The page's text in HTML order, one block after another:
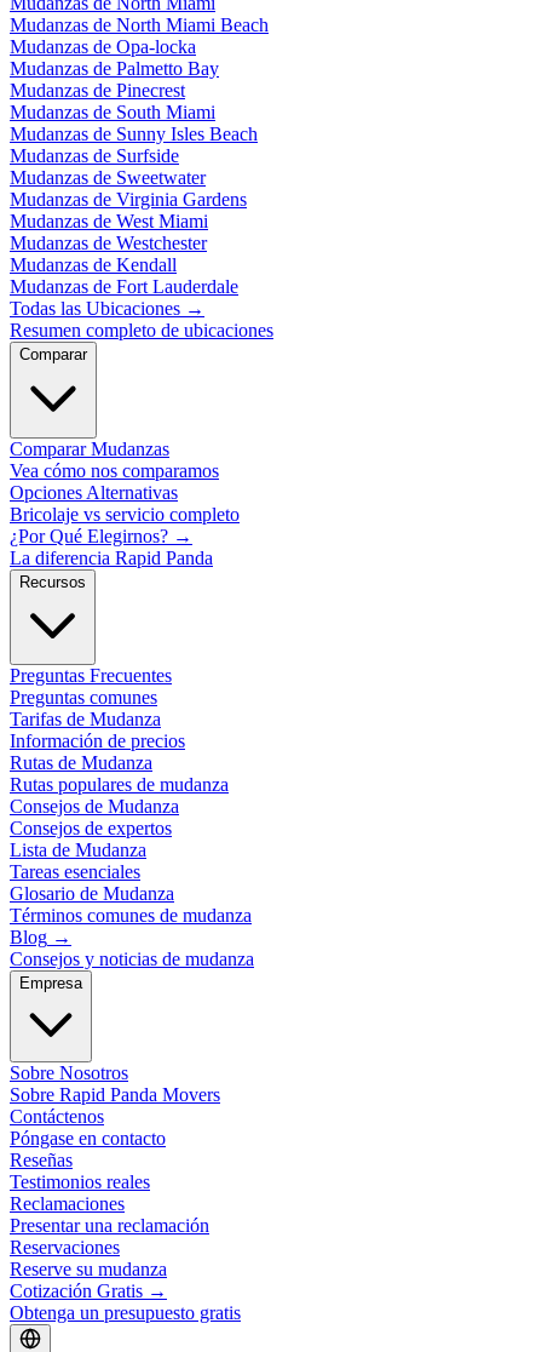
Mudanzas de North Miami Beach
Mudanzas de Opa-locka
Mudanzas de Palmetto Bay
Mudanzas de Pinecrest
Mudanzas de South Miami
Mudanzas de Sunny Isles Beach
Mudanzas de Surfside
Mudanzas de Sweetwater
Mudanzas de Virginia Gardens
Mudanzas de West Miami
Mudanzas de Westchester
Mudanzas de Kendall
Mudanzas de Fort Lauderdale
Todas las Ubicaciones →
Resumen completo de ubicaciones
Comparar
Comparar Mudanzas
Vea cómo nos comparamos
Opciones Alternativas
Bricolaje vs servicio completo
¿Por Qué Elegirnos? →
La diferencia Rapid Panda
Recursos
Preguntas Frecuentes
Preguntas comunes
Tarifas de Mudanza
Información de precios
Rutas de Mudanza
Rutas populares de mudanza
Consejos de Mudanza
Consejos de expertos
Lista de Mudanza
Tareas esenciales
Glosario de Mudanza
Términos comunes de mudanza
Blog →
Consejos y noticias de mudanza
Empresa
Sobre Nosotros
Sobre Rapid Panda Movers
Contáctenos
Póngase en contacto
Reseñas
Testimonios reales
Reclamaciones
Presentar una reclamación
Reservaciones
Reserve su mudanza
Cotización Gratis →
Obtenga un presupuesto gratis